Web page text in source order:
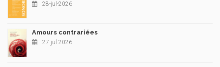
28-jul-2026
Amours contrariées
27-jul-2026